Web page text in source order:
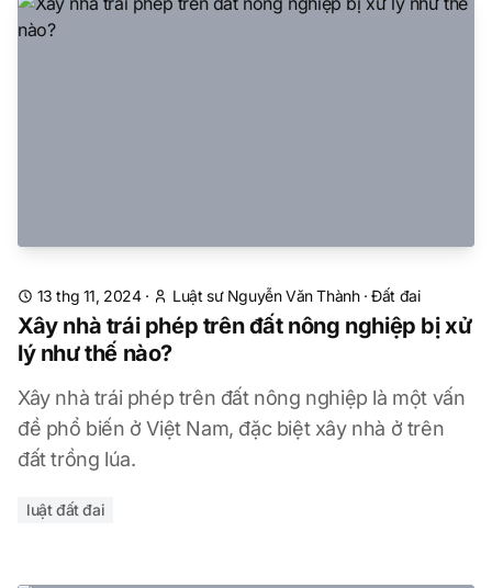
13 thg 11, 2024· Luật sư Nguyễn Văn Thành·Đất đai
Xây nhà trái phép trên đất nông nghiệp bị xử
lý như thế nào?
Xây nhà trái phép trên đất nông nghiệp là một vấn
đề phổ biến ở Việt Nam, đặc biệt xây nhà ở trên
đất trồng lúa.
luật đất đai